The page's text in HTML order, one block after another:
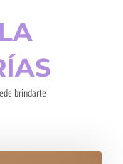
brindarte